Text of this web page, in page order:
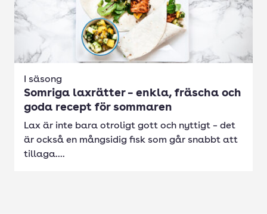
I säsong
Somriga laxrätter – enkla, fräscha och
goda recept för sommaren
Lax är inte bara otroligt gott och nyttigt – det
är också en mångsidig fisk som går snabbt att
tillaga....